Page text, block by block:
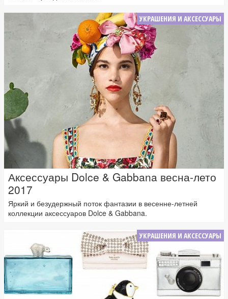
УКРАШЕНИЯ И АКСЕССУАРЫ
Аксессуары Dolce & Gabbana весна-лето
2017
Яркий и безудержный поток фантазии в весенне-летней
коллекции аксессуаров Dolce & Gabbana.
УКРАШЕНИЯ И АКСЕССУАРЫ